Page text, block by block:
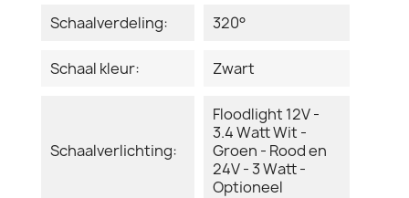
Schaalverdeling: 320°
Schaal kleur: Zwart
Schaalverlichting:
Floodlight 12V -
3.4 Watt Wit -
Groen - Rood en
24V - 3 Watt -
Optioneel